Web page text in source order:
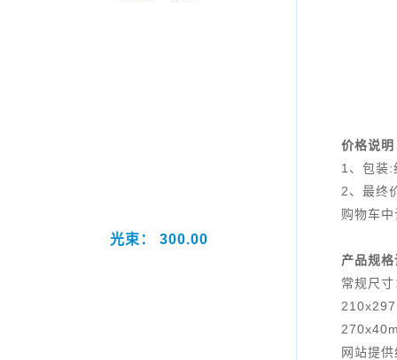
光束： 300.00
价格说明
1、包装
2、最终
购物车
产品规格
常规尺寸
网站提